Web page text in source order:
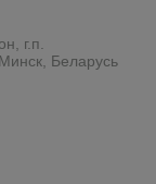
г.п.
Беларусь